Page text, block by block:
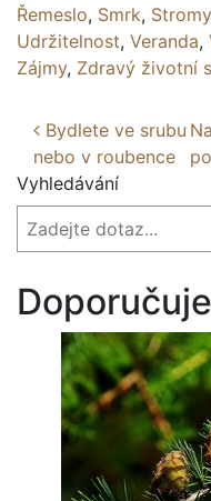
Řemeslo, Smrk, Stromy
Udržitelnost, Veranda,
Zájmy, Zdravý životní
Post
Bydlete ve srubu
nebo v roubence
Vyhledávání